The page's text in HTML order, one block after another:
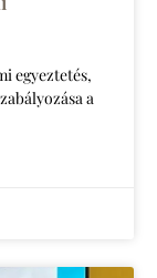
egyeztetés,
a